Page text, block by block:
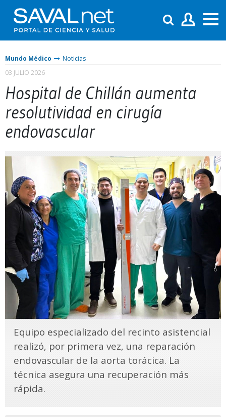
Mundo Médico
Noticias
03 JULIO 2026
Hospital de Chillán aumenta
resolutividad en cirugía
endovascular
Equipo especializado del recinto asistencial
realizó, por primera vez, una reparación
endovascular de la aorta torácica. La
técnica asegura una recuperación más
rápida.